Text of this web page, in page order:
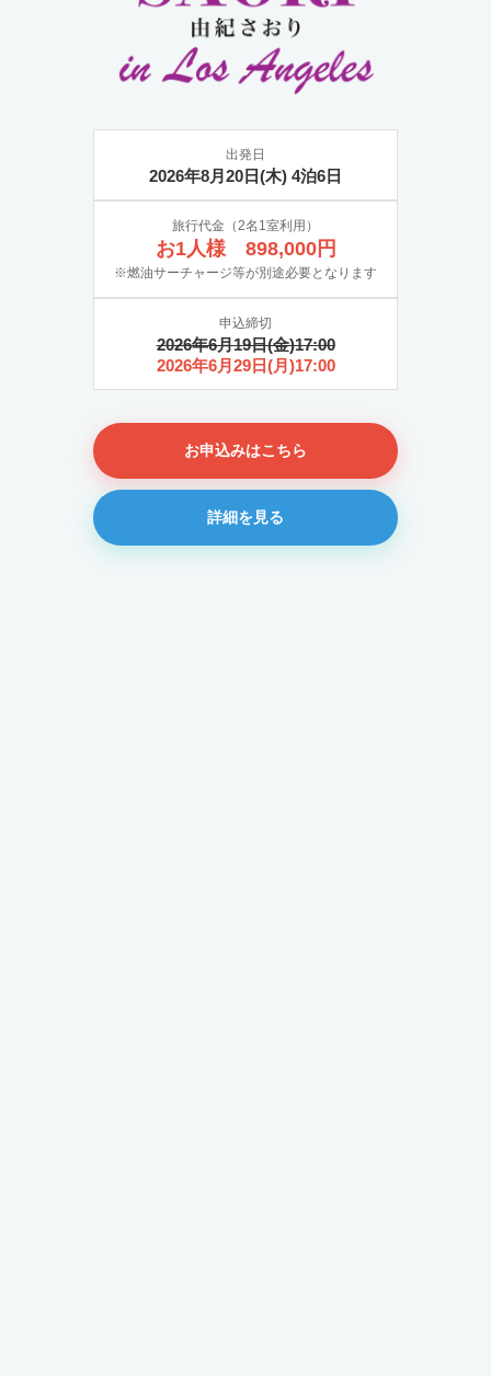
出発日
2026年8月20日(木) 4泊6日
旅行代金（2名1室利用）
お1人様 898,000円
※燃油サーチャージ等が別途必要となります
申込締切
2026年6月19日(金)17:00
2026年6月29日(月)17:00
お申込みはこちら
詳細を見る